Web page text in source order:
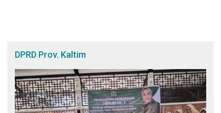
DPRD Prov. Kaltim